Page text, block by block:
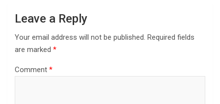
Leave a Reply
Your email address will not be published. Required fields
are marked *
Comment *